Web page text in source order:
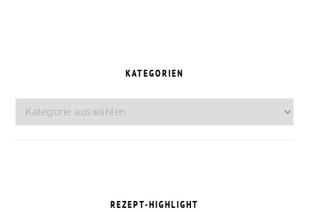
KATEGORIEN
Kategorien
REZEPT-HIGHLIGHT